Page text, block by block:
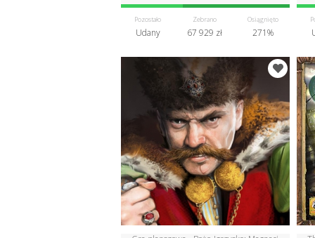
Pozostało
Udany
Zebrano
67 929 zł
Osiągnięto
271%